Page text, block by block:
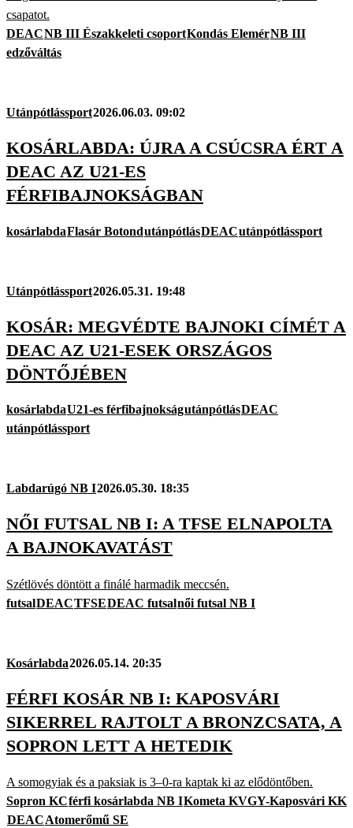
csapatot.
DEACNB III Északkeleti csoportKondás ElemérNB III
edzőváltás
Utánpótlássport2026.06.03. 09:02
KOSÁRLABDA: ÚJRA A CSÚCSRA ÉRT A
DEAC AZ U21-ES
FÉRFIBAJNOKSÁGBAN
kosárlabdaFlasár BotondutánpótlásDEACutánpótlássport
Utánpótlássport2026.05.31. 19:48
KOSÁR: MEGVÉDTE BAJNOKI CÍMÉT A
DEAC AZ U21-ESEK ORSZÁGOS
DÖNTŐJÉBEN
kosárlabdaU21-es férfibajnokságutánpótlásDEAC
utánpótlássport
Labdarúgó NB I2026.05.30. 18:35
NŐI FUTSAL NB I: A TFSE ELNAPOLTA
A BAJNOKAVATÁST
Szétlövés döntött a finálé harmadik meccsén.
futsalDEACTFSEDEAC futsalnői futsal NB I
Kosárlabda2026.05.14. 20:35
FÉRFI KOSÁR NB I: KAPOSVÁRI
SIKERREL RAJTOLT A BRONZCSATA, A
SOPRON LETT A HETEDIK
A somogyiak és a paksiak is 3–0-ra kaptak ki az elődöntőben.
Sopron KCférfi kosárlabda NB IKometa KVGY-Kaposvári KK
DEACAtomerőmű SE